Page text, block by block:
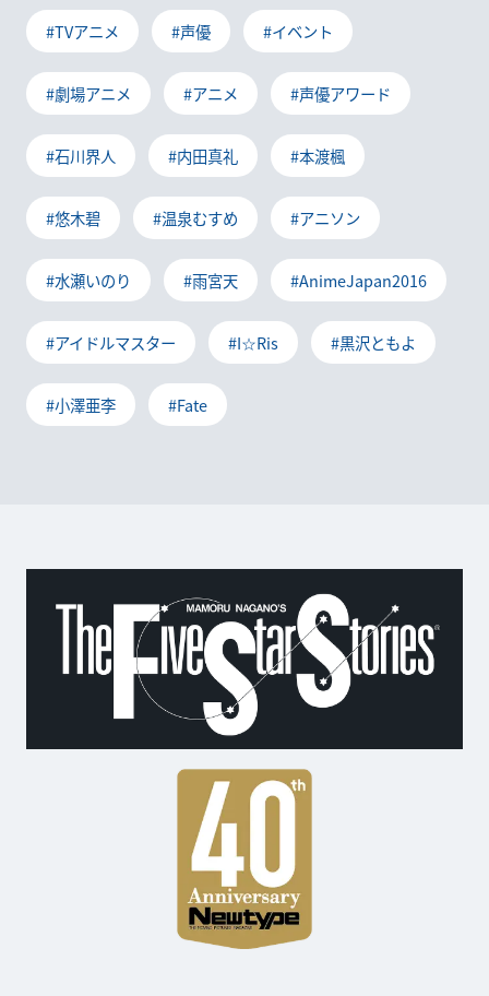
#TVアニメ #声優 #イベント
#劇場アニメ #アニメ #声優アワード
#石川界人 #内田真礼 #本渡楓
#悠木碧 #温泉むすめ #アニソン
#水瀬いのり #雨宮天 #AnimeJapan2016
#アイドルマスター #I☆Ris #黒沢ともよ
#小澤亜李 #Fate